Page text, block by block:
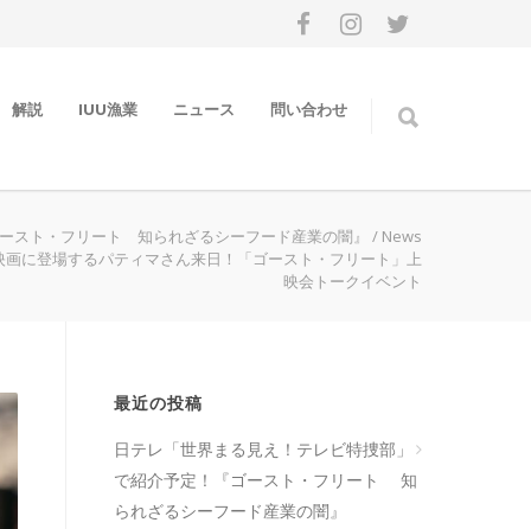
解説 IUU漁業 ニュース 問い合わせ
スト・フリート 知られざるシーフード産業の闇』 / News
画に登場するパティマさん来日！「ゴースト・フリート」上
映会トークイベント
最近の投稿
日テレ「世界まる見え！テレビ特捜部」
で紹介予定！『ゴースト・フリート 知
られざるシーフード産業の闇』